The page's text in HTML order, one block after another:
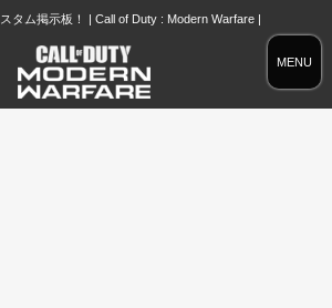
MENU
タム掲示板！ | Call of Duty : Modern Warfare |